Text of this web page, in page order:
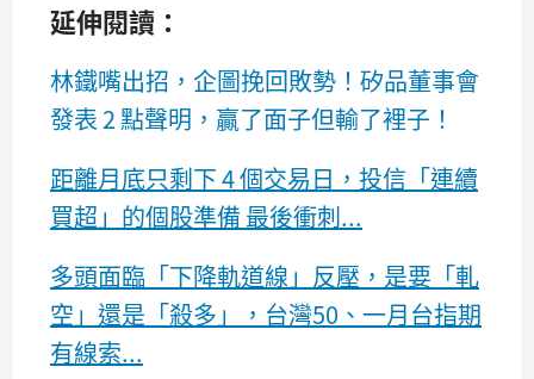
延伸閱讀：
林鐵嘴出招，企圖挽回敗勢！矽品董事會
發表 2 點聲明，贏了面子但輸了裡子！
距離月底只剩下 4 個交易日，投信「連續
買超」的個股準備 最後衝刺...
多頭面臨「下降軌道線」反壓，是要「軋
空」還是「殺多」，台灣50、一月台指期
有線索...